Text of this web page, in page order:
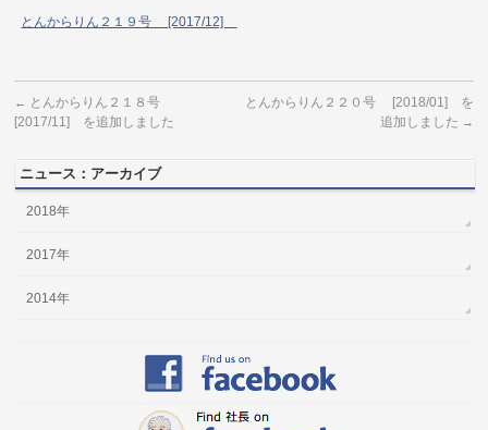
とんからりん２１９号 [2017/12]
← とんからりん２１８号
[2017/11] を追加しました
とんからりん２２０号 [2018/01] を
追加しました →
ニュース：アーカイブ
2018年
2017年
2014年